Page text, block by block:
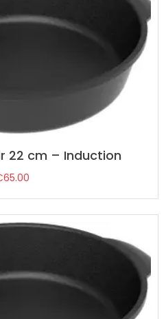
22 cm – Induction
65.00